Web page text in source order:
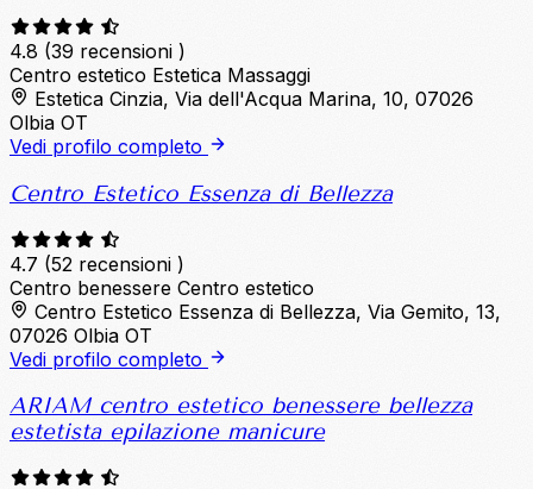
4.8 (39 recensioni )
Centro estetico Estetica Massaggi
Estetica Cinzia, Via dell'Acqua Marina, 10, 07026
Olbia OT
Vedi profilo completo
Centro Estetico Essenza di Bellezza
4.7 (52 recensioni )
Centro benessere Centro estetico
Centro Estetico Essenza di Bellezza, Via Gemito, 13,
07026 Olbia OT
Vedi profilo completo
ARIAM centro estetico benessere bellezza
estetista epilazione manicure